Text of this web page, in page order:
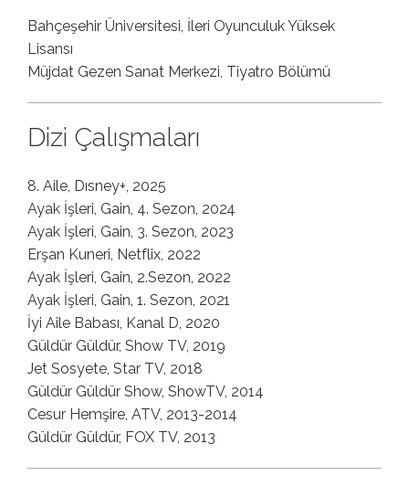
Bahçeşehir Üniversitesi, İleri Oyunculuk Yüksek
Lisansı
Müjdat Gezen Sanat Merkezi, Tiyatro Bölümü
Dizi Çalışmaları
8. Aile, Dısney+, 2025
Ayak İşleri, Gain, 4. Sezon, 2024
Ayak İşleri, Gain, 3. Sezon, 2023
Erşan Kuneri, Netflix, 2022
Ayak İşleri, Gain, 2.Sezon, 2022
Ayak İşleri, Gain, 1. Sezon, 2021
İyi Aile Babası, Kanal D, 2020
Güldür Güldür, Show TV, 2019
Jet Sosyete, Star TV, 2018
Güldür Güldür Show, ShowTV, 2014
Cesur Hemşire, ATV, 2013-2014
Güldür Güldür, FOX TV, 2013